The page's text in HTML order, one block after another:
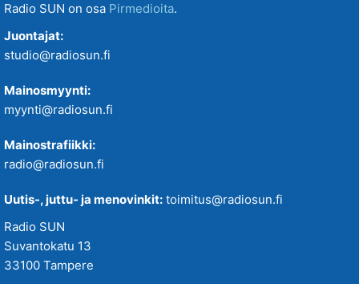
Radio SUN on osa Pirmedioita.
Juontajat:
studio@radiosun.fi
Mainosmyynti:
myynti@radiosun.fi
Mainostrafiikki:
radio@radiosun.fi
Uutis-, juttu- ja menovinkit: toimitus@radiosun.fi
Radio SUN
Suvantokatu 13
33100 Tampere